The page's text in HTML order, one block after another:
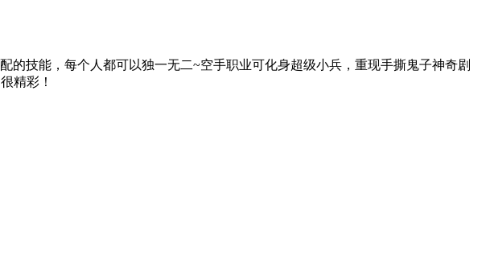
的技能，每个人都可以独一无二~空手职业可化身超级小兵，重现手撕鬼子神奇剧
精彩！